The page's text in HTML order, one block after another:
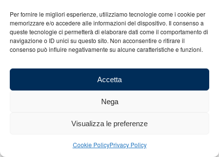
Per fornire le migliori esperienze, utilizziamo tecnologie come i cookie per
memorizzare e/o accedere alle informazioni del dispositivo. Il consenso a
queste tecnologie ci permetterà di elaborare dati come il comportamento di
navigazione o ID unici su questo sito. Non acconsentire o ritirare il
consenso può influire negativamente su alcune caratteristiche e funzioni.
Accetta
Nega
Visualizza le preferenze
Cookie PolicyPrivacy Policy
Mercedes con Maranello che predilige la mescola più morbida, al
debutto in Canada, con otto set per ciascun pilota contro i cinque
per Hamilton/Bottas.
Sono state due settimane interessanti contraddistinte
che saluta Maranello per approdare immediatamente alla Sauber.
Questa operazione mi fa pensare che sia un’ulteriore passo verso
il ritorno concreto dell’Alfa Romeo in F1 che proprio in questi
giorni ha lanciato la nuova supercar 8C. La Ferrari ha bisogno di
sorpasso facile di Hamilton ai danni di Ocon al volante della sua
Sinceramente non mi scandalizzo per questi episodi poiché ci